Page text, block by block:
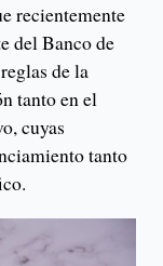
recientemente
del Banco de
de la
tanto en el
cuyas
tanto